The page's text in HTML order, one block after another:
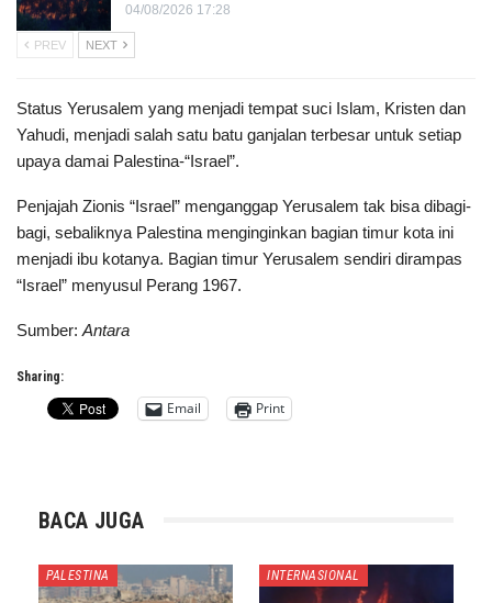
04/08/2026 17:28
PREV NEXT
Status Yerusalem yang menjadi tempat suci Islam, Kristen dan
Yahudi, menjadi salah satu batu ganjalan terbesar untuk setiap
upaya damai Palestina-“Israel”.
Penjajah Zionis “Israel” menganggap Yerusalem tak bisa dibagi-
bagi, sebaliknya Palestina menginginkan bagian timur kota ini
menjadi ibu kotanya. Bagian timur Yerusalem sendiri dirampas
“Israel” menyusul Perang 1967.
Sumber: Antara
Sharing:
Email Print
BACA JUGA
PALESTINA INTERNASIONAL